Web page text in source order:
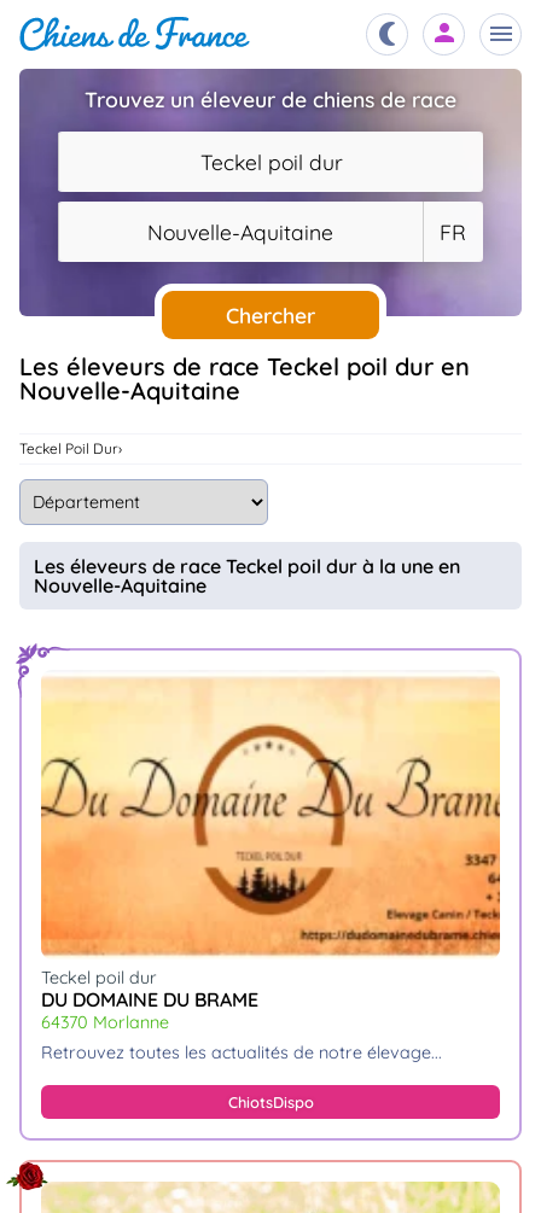
Chiots
Éleveurs
Étalons
Chiens
Services
..
Assurances
Connexion
Trouvez un éleveur de chiens de race
Teckel poil dur
Nouvelle-Aquitaine FR
Chercher
Les éleveurs de race Teckel poil dur en
Nouvelle-Aquitaine
Teckel Poil Dur
Les éleveurs de race Teckel poil dur à la une en
Nouvelle-Aquitaine
Teckel poil dur
DU DOMAINE DU BRAME
64370 Morlanne
retrouvez toutes les actualités de notre élevage.
ChiotsDispo